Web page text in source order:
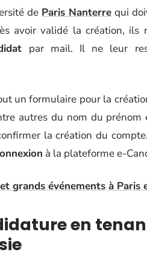
de Paris Nanterrequi
avoir validé la création, ils
par mail. Il ne leur
un formulaire pour la
autres du nom du prénom
la création du
à la plateforme e-
grands événements à Paris
en